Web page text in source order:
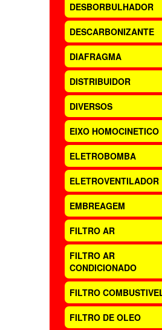
DESBORBULHADOR
DESCARBONIZANTE
DIAFRAGMA
DISTRIBUIDOR
DIVERSOS
EIXO HOMOCINETICO
ELETROBOMBA
ELETROVENTILADOR
EMBREAGEM
FILTRO AR
FILTRO AR
CONDICIONADO
FILTRO
FILTRO DE OLEO